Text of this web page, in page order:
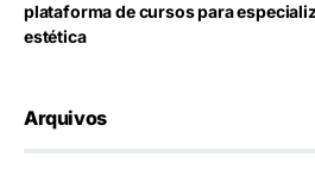
plataforma de cursos para
estética
Arquivos